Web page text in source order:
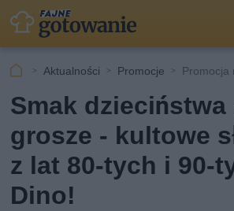
Aktualności Promocje Promocja
Smak dzieciństwa
grosze - kultowe
z lat 80-tych i 90-
Dino!